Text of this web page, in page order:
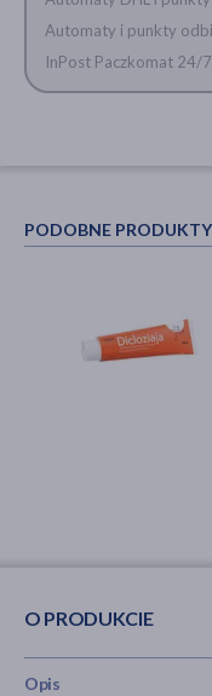
Automaty i punkty
InPost Paczkomat 24/7
PODOBNE PRODUKTY
O PRODUKCIE
Opis